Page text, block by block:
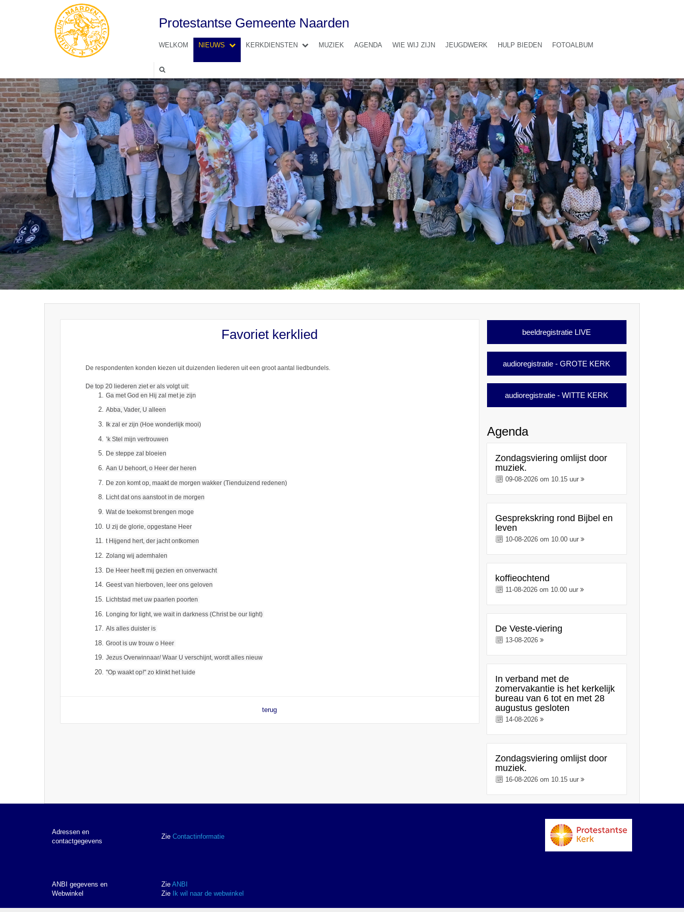
Protestantse Gemeente Naarden
WELKOM NIEUWS KERKDIENSTEN MUZIEK AGENDA WIE WIJ ZIJN JEUGDWERK HULP BIEDEN FOTOALBUM
Favoriet kerklied
De respondenten konden kiezen uit duizenden liederen uit een groot aantal liedbundels.
De top 20 liederen ziet er als volgt uit:
Ga met God en Hij zal met je zijn
Abba, Vader, U alleen
Ik zal er zijn (Hoe wonderlijk mooi)
’k Stel mijn vertrouwen
De steppe zal bloeien
Aan U behoort, o Heer der heren
De zon komt op, maakt de morgen wakker (Tienduizend redenen)
Licht dat ons aanstoot in de morgen
Wat de toekomst brengen moge
U zij de glorie, opgestane Heer
t Hijgend hert, der jacht ontkomen
Zolang wij ademhalen
De Heer heeft mij gezien en onverwacht
Geest van hierboven, leer ons geloven
Lichtstad met uw paarlen poorten
Longing for light, we wait in darkness (Christ be our light)
Als alles duister is
Groot is uw trouw o Heer
Jezus Overwinnaar/ Waar U verschijnt, wordt alles nieuw
''Op waakt op!'' zo klinkt het luide
terug
beeldregistratie LIVE
audioregistratie - GROTE KERK
audioregistratie - WITTE KERK
Agenda
Zondagsviering omlijst door
muziek.
09-08-2026 om 10.15 uur
Gesprekskring rond Bijbel en
leven
10-08-2026 om 10.00 uur
koffieochtend
11-08-2026 om 10.00 uur
De Veste-viering
13-08-2026
In verband met de
zomervakantie is het kerkelijk
bureau van 6 tot en met 28
augustus gesloten
14-08-2026
Zondagsviering omlijst door
muziek.
16-08-2026 om 10.15 uur
Adressen en
contactgegevens
Zie Contactinformatie
ANBI gegevens en
Webwinkel
Zie ANBI
Zie
Ik wil naar de webwinkel